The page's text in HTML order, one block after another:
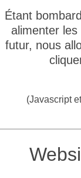
Étant
alimenter
futur, nous
(Javascript